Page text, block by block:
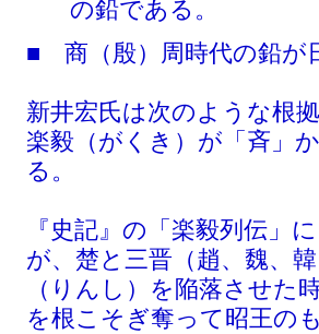
の鉛である。
■ 商（殷）周時代の鉛が
新井宏氏は次のような根
楽毅（がくき）が「斉」
る。
『史記』の「楽毅列伝」
が、楚と三晋（趙、魏、
（りんし）を陥落させた
を根こそぎ奪って昭王の